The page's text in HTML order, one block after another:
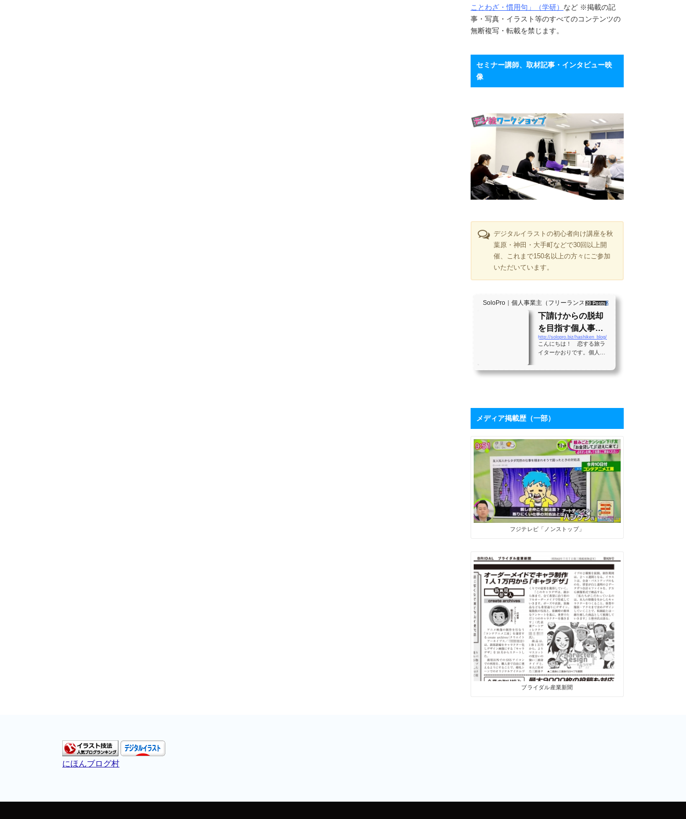
ことわざ・慣用句」（学研） など ※掲載の記
事・写真・イラスト等のすべてのコンテンツの
無断複写・転載を禁じます。
セミナー講師、取材記事・インタビュー映
像
デジタルイラストの初心者向け講座を秋
葉原・神田・大手町などで30回以上開
催、これまで150名以上の方々にご参加
いただいています。
SoloPro｜個人事業主（フリーランス）・起業家、"ソロ" で働く人のライ
20 Posts 261 Shares
下請けからの脱却
を目指す個人事業
主のバイブル！？
月間28万PVの実績
んに学ぶ「ブログ
http://solopro.biz/hashiken_blog/
こんにちは！ 恋する旅ラ
イターかおりです。個人事
たちにとって、「下請け仕
るために2017年7月から「フ
リーライターの働き方」を
メインテーマにした個人ブ
ログを開設しました。ソロ
で生きる人たちにとって、
ブログは最高の武器になり
ます。数字が伸びてくれ
ば、商品やサービスを売る
ためのプロモーションツー
ルになるうえに、広告収入
やアフィリエイト報酬も見
込めます。 そこで、月間28
万PVを誇るブロ...
メディア掲載歴（一部）
フジテレビ「ノンストップ」
ブライダル産業新聞
にほんブログ村